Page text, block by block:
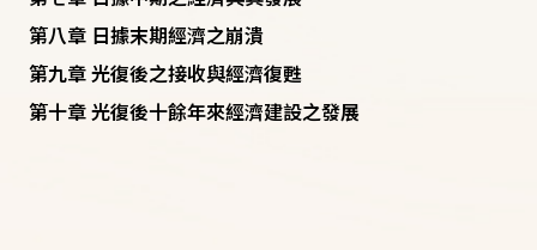
第八章 日據末期經濟之崩潰
第九章 光復後之接收與經濟復甦
第十章 光復後十餘年來經濟建設之發展